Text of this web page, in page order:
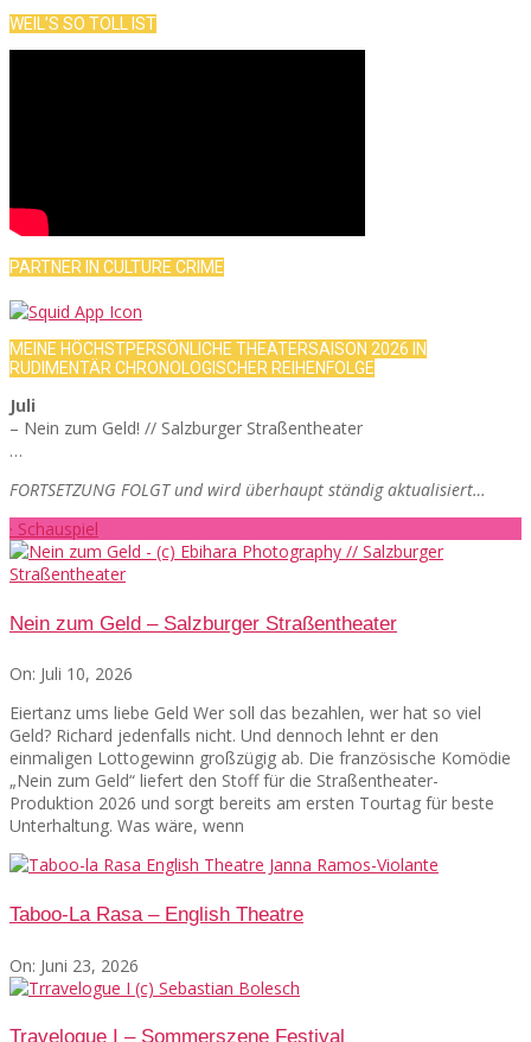
WEIL’S SO TOLL IST
PARTNER IN CULTURE CRIME
MEINE HÖCHSTPERSÖNLICHE THEATERSAISON 2026 IN
RUDIMENTÄR CHRONOLOGISCHER REIHENFOLGE
Juli
– Nein zum Geld! // Salzburger Straßentheater
…
FORTSETZUNG FOLGT und wird überhaupt ständig aktualisiert…
· Schauspiel
Nein zum Geld – Salzburger Straßentheater
On: Juli 10, 2026
Eiertanz ums liebe Geld Wer soll das bezahlen, wer hat so viel
Geld? Richard jedenfalls nicht. Und dennoch lehnt er den
einmaligen Lottogewinn großzügig ab. Die französische Komödie
„Nein zum Geld“ liefert den Stoff für die Straßentheater-
Produktion 2026 und sorgt bereits am ersten Tourtag für beste
Unterhaltung. Was wäre, wenn
Taboo-La Rasa – English Theatre
On: Juni 23, 2026
Travelogue I – Sommerszene Festival